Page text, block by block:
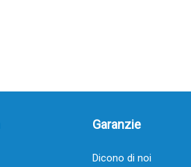
Garanzie
Dicono di noi